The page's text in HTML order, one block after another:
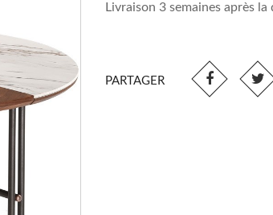
Livraison 3 semaines après
PARTAGER